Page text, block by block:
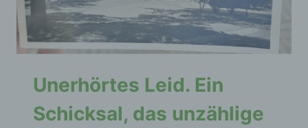
Unerhörtes Leid. Ein
Schicksal, das unzählige
Daten wie das Erheben, das Erfassen, die
Organisation, das Ordnen, die Speicherung,
die Anpassung oder Veränderung, das
Auslesen, das Abfragen, die Verwendung,
Verbreitung oder eine andere Form der
Bereitstellung, den Abgleich oder die
Verknüpfung, die Einschränkung, das
Löschen oder die Vernichtung.